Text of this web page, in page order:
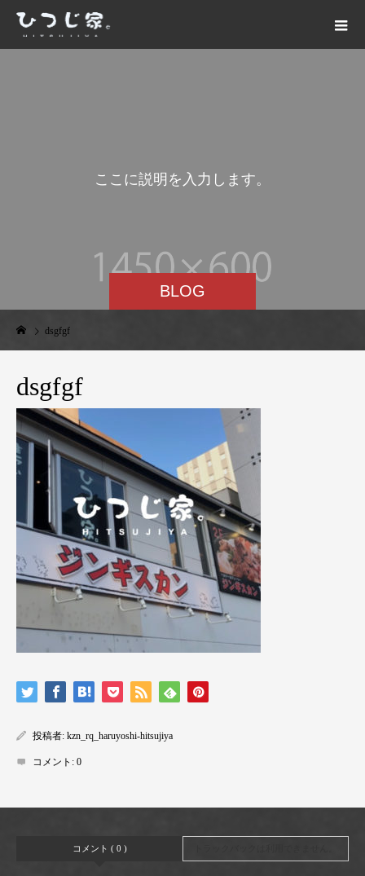
BLOG
こ こ に説明 を 入 力 し ま す。
dsgfgf
dsgfgf
投稿者: kzn_rq_haruyoshi-hitsujiya
コメント: 0
コメント ( 0 )